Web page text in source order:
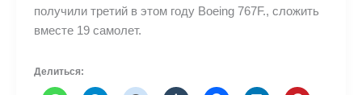
получили третий в этом году Boeing 767F., сложить
вместе 19 самолет.
Делиться: